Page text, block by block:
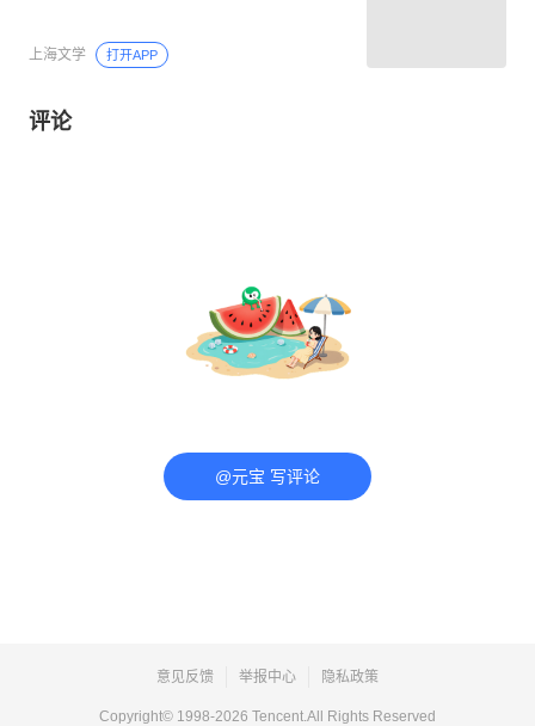
上海文学 打开APP
评论
@元宝 写评论
意见反馈 举报中心 隐私政策
Copyright© 1998-2026 Tencent.All Rights Reserved